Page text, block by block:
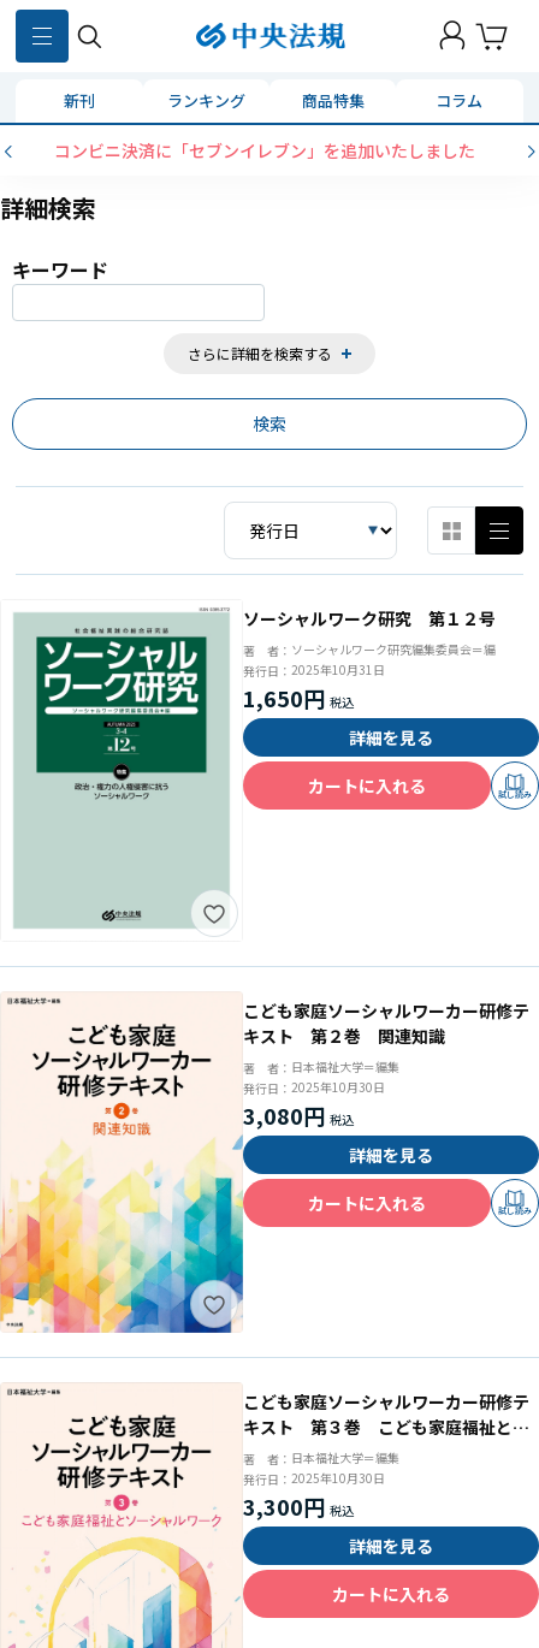
新刊 ランキング 商品特集 コラム
コンビニ決済に「セブンイレブン」を追加いたしました
詳細検索
キーワード
さらに詳細を検索する
859
ソーシャルワーク研究 第１２号
著 者： ソーシャルワーク研究編集委員会＝編
発行日： 2025年10月31日
1,650円
詳細を見る
カートに入れる
試し読み
こども家庭ソーシャルワーカー研修テ
キスト 第２巻 関連知識
著 者： 日本福祉大学＝編集
発行日： 2025年10月30日
3,080円
詳細を見る
カートに入れる
試し読み
こども家庭ソーシャルワーカー研修テ
キスト 第３巻 こども家庭福祉とソ
ーシャルワーク
著 者： 日本福祉大学＝編集
発行日： 2025年10月30日
3,300円
詳細を見る
カートに入れる